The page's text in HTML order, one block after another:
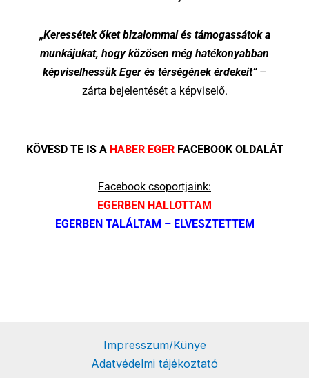
„Keressétek őket bizalommal és támogassátok a
munkájukat, hogy közösen még hatékonyabban
képviselhessük Eger és térségének érdekeit”–
zárta bejelentését a képviselő.
KÖVESD TE IS A HABER EGERFACEBOOK OLDALÁT
Facebook csoportjaink:
EGERBEN HALLOTTAM
EGERBEN TALÁLTAM – ELVESZTETTEM
Impresszum/Künye
Adatvédelmi tájékoztató